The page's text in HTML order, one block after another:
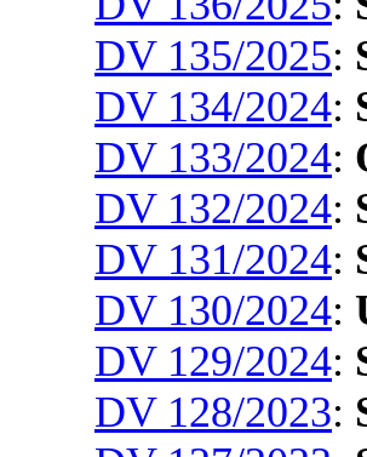
DV 135/2025:
DV 134/2024:
DV 133/2024:
DV 132/2024:
DV 131/2024:
DV 130/2024:
DV 129/2024:
DV 128/2023: